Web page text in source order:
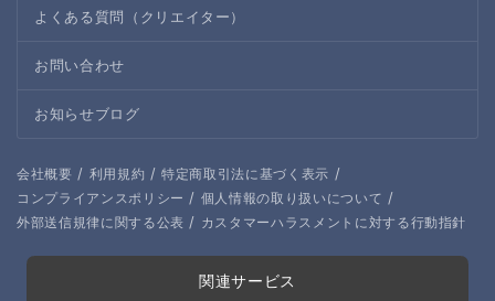
よくある質問（クリエイター）
お問い合わせ
お知らせブログ
会社概要 / 利用規約 / 特定商取引法に基づく表示 /
コンプライアンスポリシー / 個人情報の取り扱いについて /
外部送信規律に関する公表 / カスタマーハラスメントに対する行動指針
関連サービス